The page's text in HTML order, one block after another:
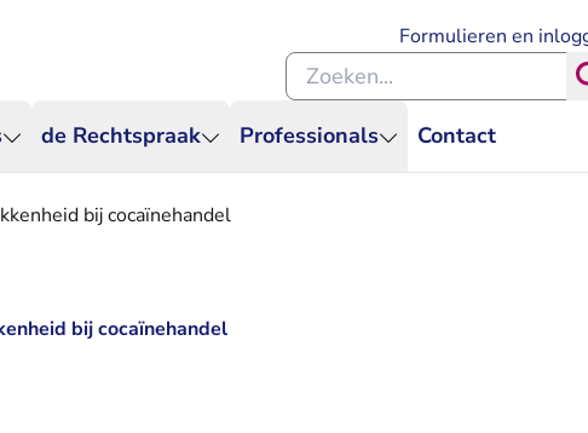
de Rechtspraak Professionals Contact
Formulieren en
Zoeken binnen de Rechtspraak
bij cocaïnehandel
bij cocaïnehandel